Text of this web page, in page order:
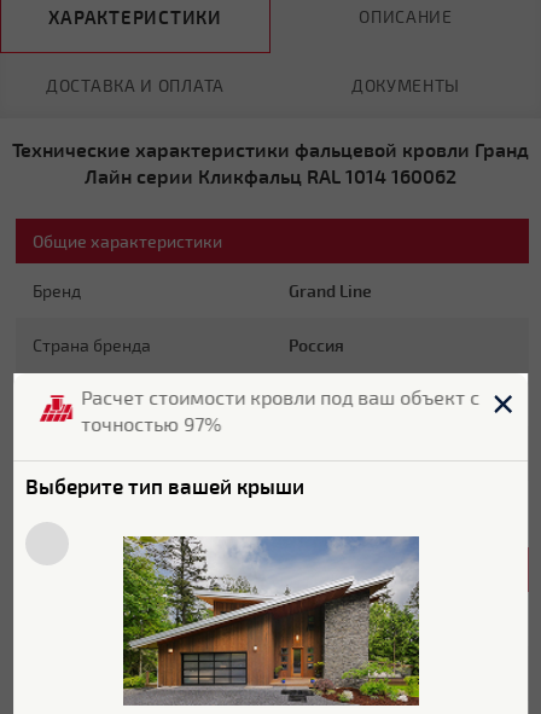
ХАРАКТЕРИСТИКИ ОПИСАНИЕ
ДОСТАВКА И ОПЛАТА ДОКУМЕНТЫ
Технические характеристики фальцевой кровли Гранд
Лайн серии Кликфальц RAL 1014 160062
Общие характеристики
Бренд Grand Line
Страна бренда Россия
Страна производитель Россия
Характеристики поверхности
Полиэстер
Толщина полимерного
25 мкм
Расчет стоимости кровли под ваш объект с
точностью 97%
Выберите тип вашей крыши